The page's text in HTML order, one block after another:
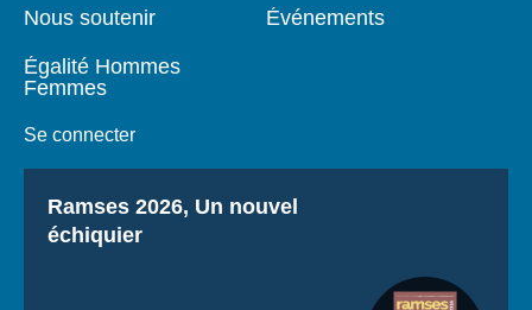
Nous soutenir
Égalité Hommes
Femmes
Se connecter
Événements
Titre
Ramses 2026, Un nouvel
échiquier